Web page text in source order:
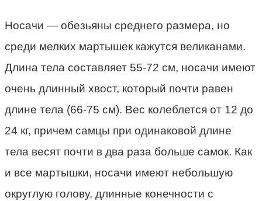
Носачи — обезьяны среднего размера, но
среди мелких мартышек кажутся великанами.
Длина тела составляет 55-72 см, носачи имеют
очень длинный хвост, который почти равен
длине тела (66-75 см). Вес колеблется от 12 до
24 кг, причем самцы при одинаковой длине
тела весят почти в два раза больше самок. Как
и все мартышки, носачи имеют небольшую
округлую голову, длинные конечности с